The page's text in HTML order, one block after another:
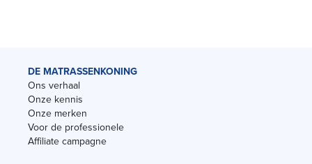
DE MATRASSENKONING
Ons verhaal
Onze kennis
Onze merken
Voor de professionele
Affiliate campagne